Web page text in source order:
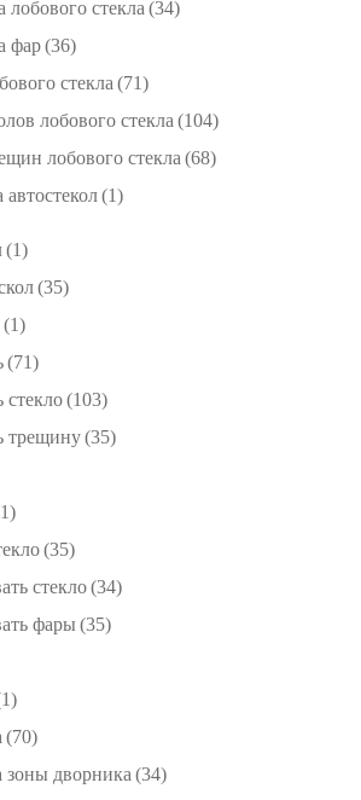
стекла (34)
фар(36)
стекла (71)
лобового стекла (104)
лобового стекла (68)
(1)
(1)
(35)
(1)
(71)
стекло(103)
трещину(35)
(35)
стекло(34)
фары (35)
(70)
зоны дворника (34)